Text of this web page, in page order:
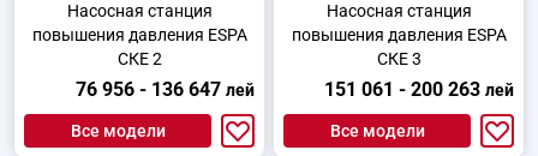
Насосная станция
повышения давления ESPA
СКЕ 2
76 956 - 136 647 лей
Все модели
Насосная станция
повышения давления ESPA
СКЕ 3
151 061 - 200 263 лей
Все модели